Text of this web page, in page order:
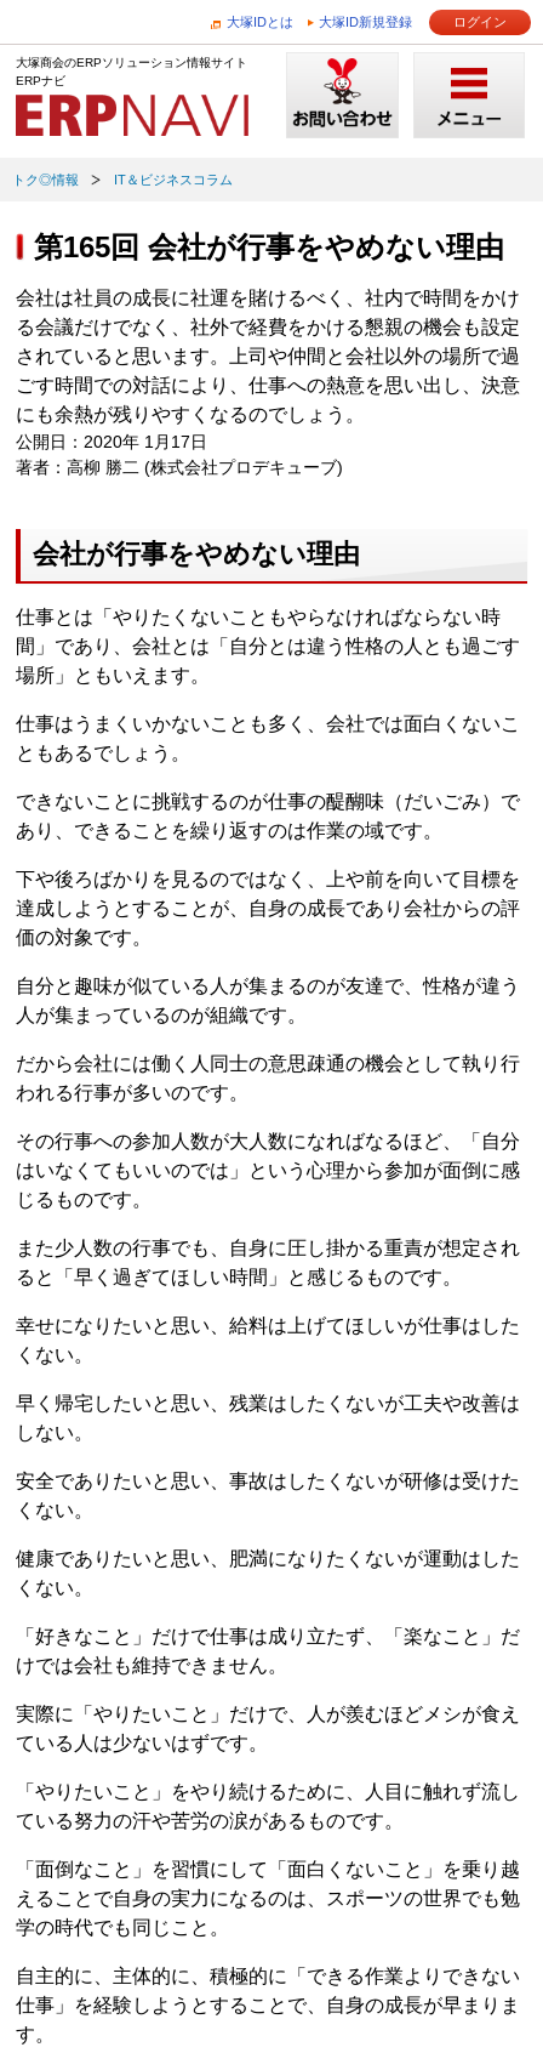
大塚IDとは 大塚ID新規登録 ログイン
大塚商会のERPソリューション情報サイト
ERPナビ
トク◎情報 IT＆ビジネスコラム
第165回 会社が行事をやめない理由
会社は社員の成長に社運を賭けるべく、社内で時間をかけ
る会議だけでなく、社外で経費をかける懇親の機会も設定
されていると思います。上司や仲間と会社以外の場所で過
ごす時間での対話により、仕事への熱意を思い出し、決意
にも余熱が残りやすくなるのでしょう。
公開日：2020年 1月17日
著者：高柳 勝二 (株式会社プロデキューブ)
会社が行事をやめない理由
仕事とは「やりたくないこともやらなければならない時
間」であり、会社とは「自分とは違う性格の人とも過ごす
場所」ともいえます。
仕事はうまくいかないことも多く、会社では面白くないこ
ともあるでしょう。
できないことに挑戦するのが仕事の醍醐味（だいごみ）で
あり、できることを繰り返すのは作業の域です。
下や後ろばかりを見るのではなく、上や前を向いて目標を
達成しようとすることが、自身の成長であり会社からの評
価の対象です。
自分と趣味が似ている人が集まるのが友達で、性格が違う
人が集まっているのが組織です。
だから会社には働く人同士の意思疎通の機会として執り行
われる行事が多いのです。
その行事への参加人数が大人数になればなるほど、「自分
はいなくてもいいのでは」という心理から参加が面倒に感
じるものです。
また少人数の行事でも、自身に圧し掛かる重責が想定され
ると「早く過ぎてほしい時間」と感じるものです。
幸せになりたいと思い、給料は上げてほしいが仕事はした
くない。
早く帰宅したいと思い、残業はしたくないが工夫や改善は
しない。
安全でありたいと思い、事故はしたくないが研修は受けた
くない。
健康でありたいと思い、肥満になりたくないが運動はした
くない。
「好きなこと」だけで仕事は成り立たず、「楽なこと」だ
けでは会社も維持できません。
実際に「やりたいこと」だけで、人が羨むほどメシが食え
ている人は少ないはずです。
「やりたいこと」をやり続けるために、人目に触れず流し
ている努力の汗や苦労の涙があるものです。
「面倒なこと」を習慣にして「面白くないこと」を乗り越
えることで自身の実力になるのは、スポーツの世界でも勉
学の時代でも同じこと。
自主的に、主体的に、積極的に「できる作業よりできない
仕事」を経験しようとすることで、自身の成長が早まりま
す。